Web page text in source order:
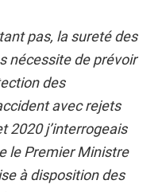
pas, la sureté des
nécessite de prévoir
des
avec rejets
2020 j’interrogeais
le Premier Ministre
à disposition des